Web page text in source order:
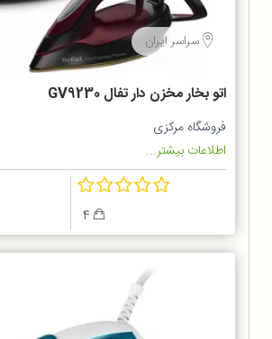
سراسر ایران
اتو بخار مخزن دار تفال GV9230
فروشگاه مرکزی
اطلاعات بیشتر...